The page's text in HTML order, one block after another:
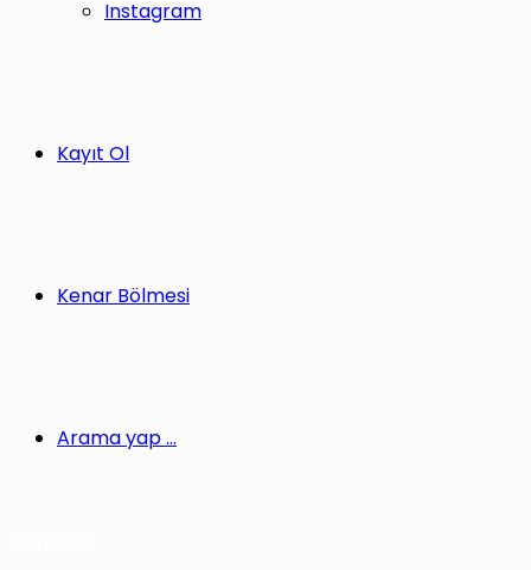
Instagram
Kayıt Ol
Kenar Bölmesi
Arama yap ...